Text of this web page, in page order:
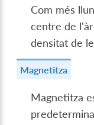
Com més
centre de
densitat de
Magnetitza
Magnetitza